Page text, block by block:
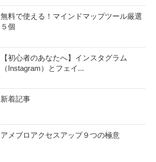
無料で使える！マインドマップツール厳選
５個
【初心者のあなたへ】インスタグラム
（Instagram）とフェイ...
新着記事
アメブロアクセスアップ９つの極意